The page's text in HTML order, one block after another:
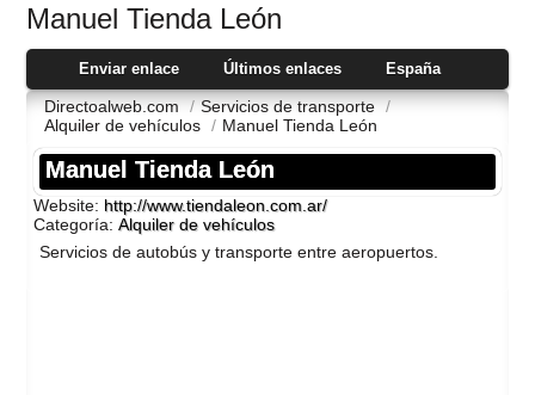
Manuel Tienda León
Enviar enlace Últimos enlaces España
Directoalweb.com / Servicios de transporte /
Alquiler de vehí­culos / Manuel Tienda León
Manuel Tienda León
Website: http://www.tiendaleon.com.ar/
Categoría:Alquiler de vehí­culos
Servicios de autobús y transporte entre aeropuertos.